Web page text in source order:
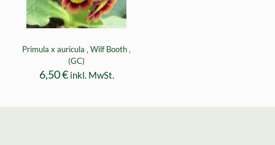
Primula x auricula ‚ Wilf Booth ‚
(GC)
6,50€ inkl. MwSt.